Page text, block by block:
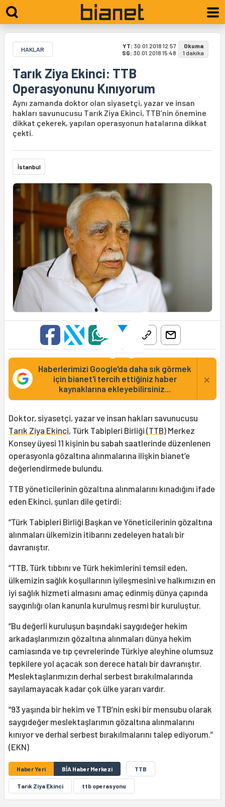
HAKLAR YT: 30.01.2018 12:57
SG: 30.01.2018 15:48
Okuma
1 dakika
Tarık Ziya Ekinci: TTB
Operasyonunu Kınıyorum
Aynı zamanda doktor olan siyasetçi, yazar ve insan
hakları savunucusu Tarık Ziya Ekinci, TTB’nin önemine
dikkat çekerek, yapılan operasyonun hatalarına dikkat
çekti.
İstanbul
Haberlerimizi Google'da daha sık görmek
için bianet'i tercih ettiğiniz haber
kaynaklarına ekleyebilirsiniz...
×
Doktor, siyasetçi, yazar ve insan hakları savunucusu
Tarık Ziya Ekinci, Türk Tabipleri Birliği (TTB) Merkez
Konsey üyesi 11 kişinin bu sabah saatlerinde düzenlenen
operasyonla gözaltına alınmalarına ilişkin bianet’e
değerlendirmede bulundu.
TTB yöneticilerinin gözaltına alınmalarını kınadığını ifade
eden Ekinci, şunları dile getirdi:
“Türk Tabipleri Birliği Başkan ve Yöneticilerinin gözaltına
alınmaları ülkemizin itibarını zedeleyen hatalı bir
davranıştır.
“TTB, Türk tıbbını ve Türk hekimlerini temsil eden,
ülkemizin sağlık koşullarının iyileşmesini ve halkımızın en
iyi sağlık hizmeti almasını amaç edinmiş dünya çapında
saygınlığı olan kanunla kurulmuş resmi bir kuruluştur.
“Bu değerli kuruluşun başındaki saygıdeğer hekim
arkadaşlarımızın gözaltına alınmaları dünya hekim
camiasında ve tıp çevrelerinde Türkiye aleyhine olumsuz
tepkilere yol açacak son derece hatalı bir davranıştır.
Meslektaşlarımızın derhal serbest bırakılmalarında
sayılamayacak kadar çok ülke yararı vardır.
“93 yaşında bir hekim ve TTB’nin eski bir mensubu olarak
saygıdeğer meslektaşlarımın gözaltına alınmalarını
kınıyor ve derhal serbest bırakılmalarını talep ediyorum.”
(EKN)
Haber Yeri BİA Haber Merkezi TTB
Tarık Ziya Ekinci ttb operasyonu